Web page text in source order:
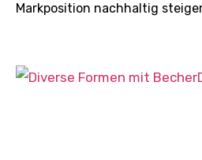
Markposition nachhaltig